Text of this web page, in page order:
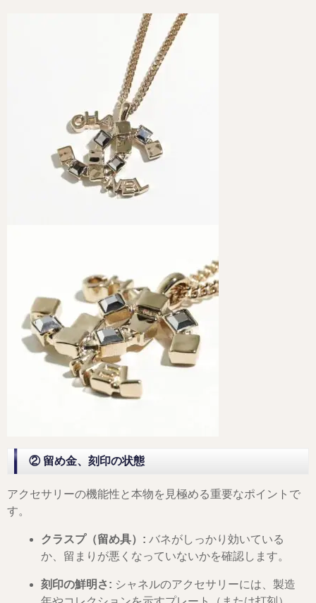
② 留め金、刻印の状態
アクセサリーの機能性と本物を見極める重要なポイントで
す。
クラスプ（留め具）: バネがしっかり効いている
か、留まりが悪くなっていないかを確認します。
刻印の鮮明さ: シャネルのアクセサリーには、製造